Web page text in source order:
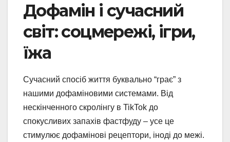
Дофамін і сучасний
світ: соцмережі, ігри,
їжа
Сучасний спосіб життя буквально “грає” з
нашими дофаміновими системами. Від
нескінченного скролінгу в TikTok до
спокусливих запахів фастфуду – усе це
стимулює дофамінові рецептори, іноді до межі.